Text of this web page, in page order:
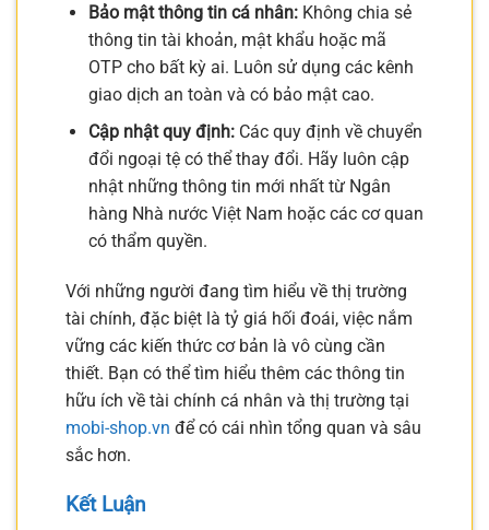
Bảo mật thông tin cá nhân:Không chia sẻ
thông tin tài khoản, mật khẩu hoặc mã
OTP cho bất kỳ ai. Luôn sử dụng các kênh
giao dịch an toàn và có bảo mật cao.
Cập nhật quy định:Các quy định về chuyển
đổi ngoại tệ có thể thay đổi. Hãy luôn cập
nhật những thông tin mới nhất từ Ngân
hàng Nhà nước Việt Nam hoặc các cơ quan
có thẩm quyền.
Với những người đang tìm hiểu về thị trường
tài chính, đặc biệt là tỷ giá hối đoái, việc nắm
vững các kiến thức cơ bản là vô cùng cần
thiết. Bạn có thể tìm hiểu thêm các thông tin
hữu ích về tài chính cá nhân và thị trường tại
mobi-shop.vn để có cái nhìn tổng quan và sâu
sắc hơn.
Kết Luận